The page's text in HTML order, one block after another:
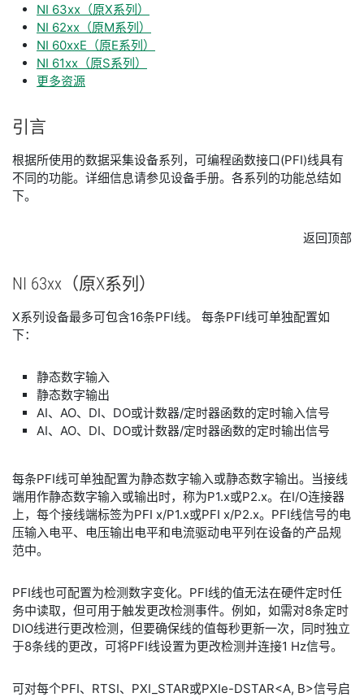
NI 63xx（原X系列）
NI 62xx（原M系列）
NI 60xxE（原E系列）
NI 61xx（原S系列）
更多资源
引言
根据所使用的数据采集设备系列，可编程函数接口(PFI)线具有
不同的功能。详细信息请参见设备手册。各系列的功能总结如
下。
返回顶部
NI 63xx （原X系列）
X系列设备最多可包含16条PFI线。 每条PFI线可单独配置如
下：
静态数字输入
静态数字输出
AI、AO、DI、DO或计数器/定时器函数的定时输入信号
AI、AO、DI、DO或计数器/定时器函数的定时输出信号
每条PFI线可单独配置为静态数字输入或静态数字输出。当接线
端用作静态数字输入或输出时，称为P1.x或P2.x。在I/O连接器
上，每个接线端标签为PFI x/P1.x或PFI x/P2.x。PFI线信号的电
压输入电平、电压输出电平和电流驱动电平列在设备的产品规
范中。
PFI线也可配置为检测数字变化。PFI线的值无法在硬件定时任
务中读取，但可用于触发更改检测事件。例如，如需对8条定时
DIO线进行更改检测，但要确保线的值每秒更新一次，同时独立
于8条线的更改，可将PFI线设置为更改检测并连接1 Hz信号。
可对每个PFI、RTSI、PXI_STAR或PXIe-DSTAR<A, B>信号启